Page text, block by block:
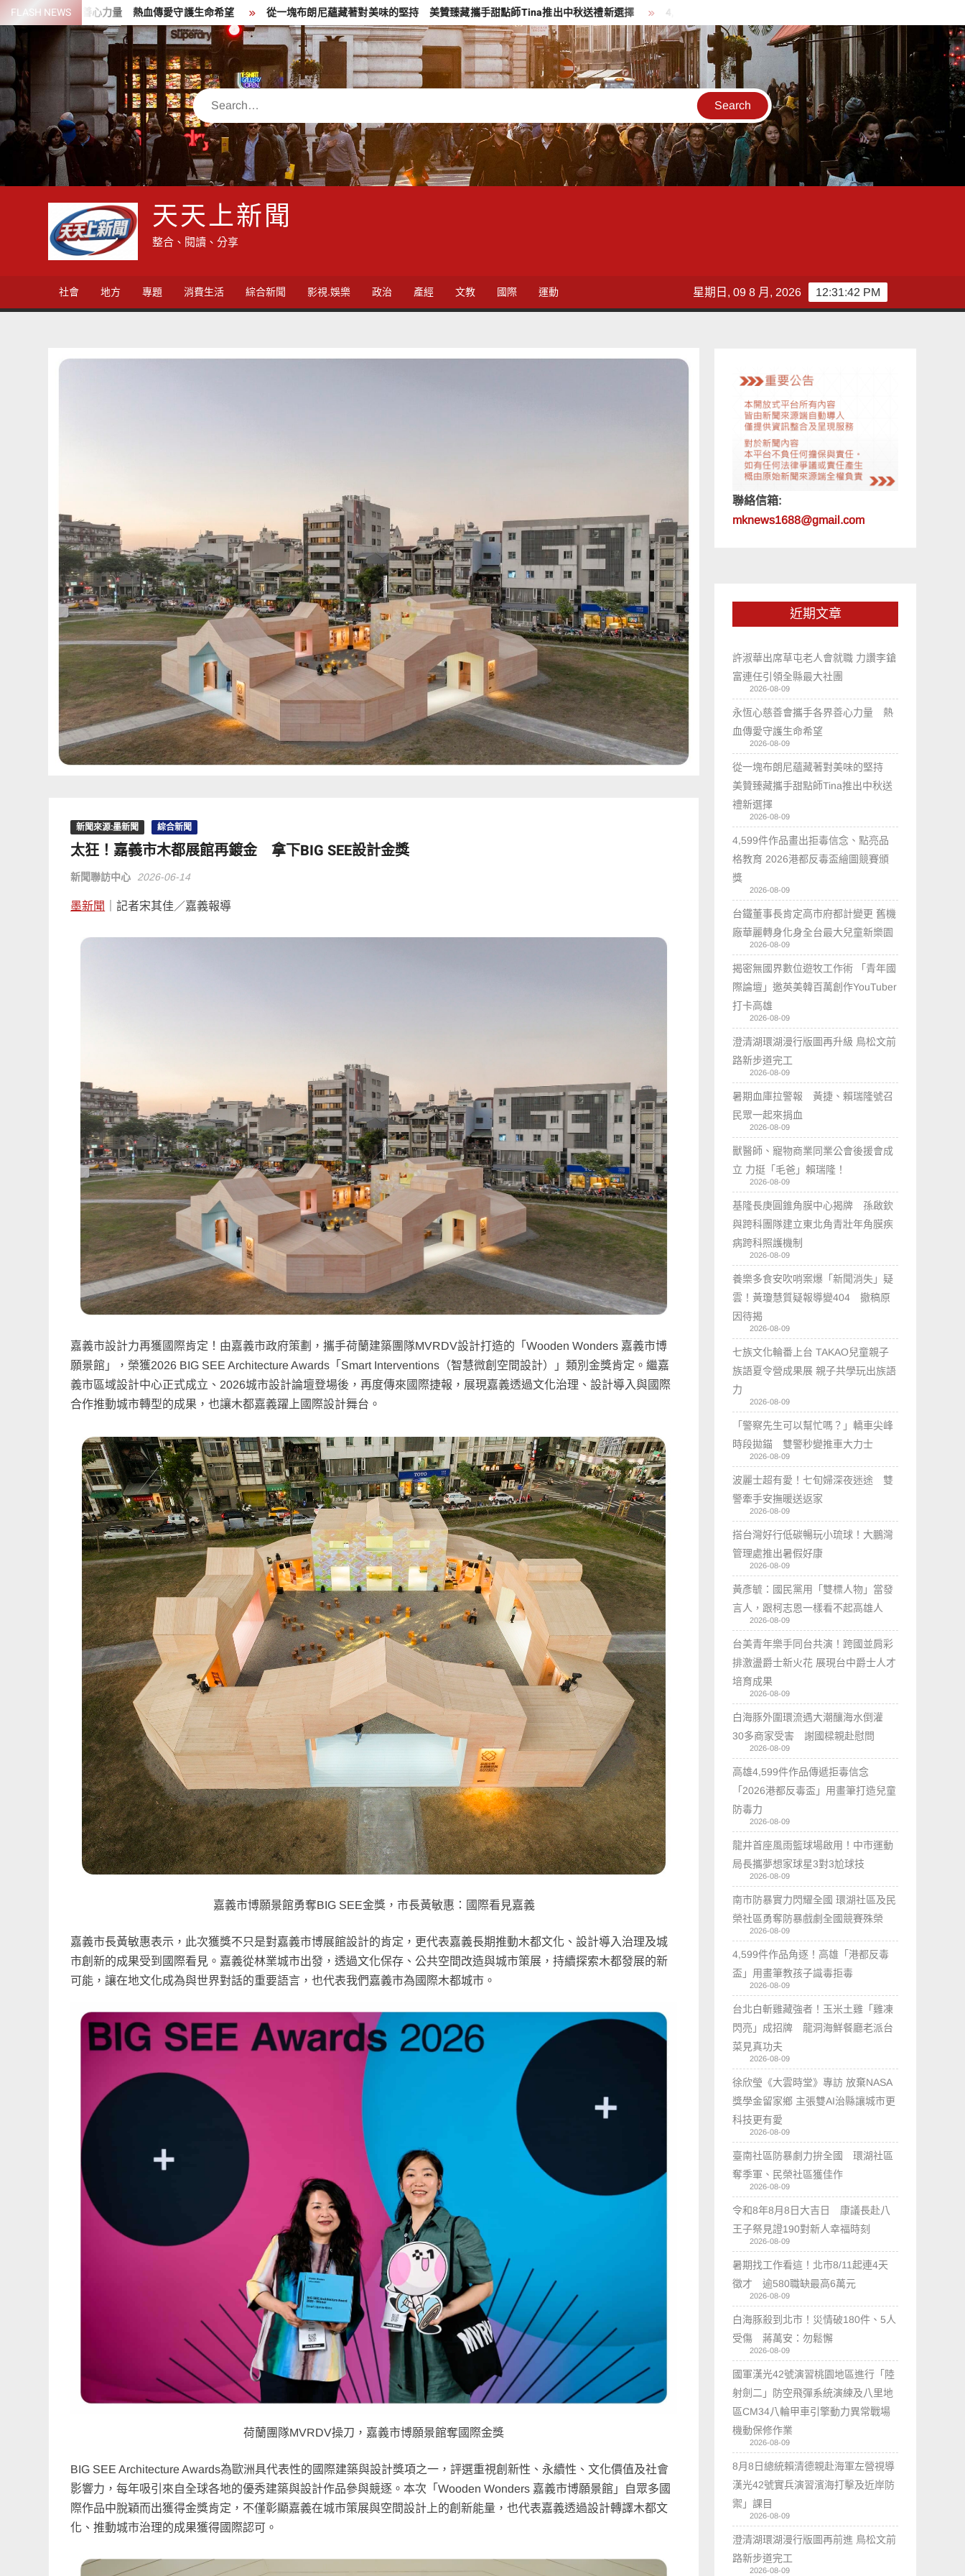
Skip
to
content
FLASH NEWS
心力量 熱血傳愛守護生命希望 從一塊布朗尼蘊藏著對美味的堅持 美贊臻藏攜手甜點師Tina推出中秋送禮新選擇 4,599件作品畫出拒毒信念、點亮品格教育 2026港都反毒盃繪圖競賽頒獎
Search
天天上新聞
整合、閱讀、分享
社會 地方 專題 消費生活 綜合新聞 影視.娛樂 政治 產經 文教 國際 運動 12:31:44 PM
星期日, 09 8 月, 2026
新聞來源:墨新聞 綜合新聞
太狂！嘉義市木都展館再鍍金 拿下BIG SEE設計金獎
新聞聯訪中心 2026-06-14
墨新聞 ｜記者宋其佳／嘉義報導
嘉義市設計力再獲國際肯定！由嘉義市政府策劃，攜手荷蘭建築團隊MVRDV設計打造的「Wooden Wonders 嘉義市博
願景館」，榮獲2026 BIG SEE Architecture Awards「Smart Interventions（智慧微創空間設計）」類別金獎肯定。繼嘉
義市區域設計中心正式成立、2026城市設計論壇登場後，再度傳來國際捷報，展現嘉義透過文化治理、設計導入與國際
合作推動城市轉型的成果，也讓木都嘉義躍上國際設計舞台。
嘉義市博願景館勇奪BIG SEE金獎，市長黃敏惠：國際看見嘉義
嘉義市長黃敏惠表示，此次獲獎不只是對嘉義市博展館設計的肯定，更代表嘉義長期推動木都文化、設計導入治理及城
市創新的成果受到國際看見。嘉義從林業城市出發，透過文化保存、公共空間改造與城市策展，持續探索木都發展的新
可能，讓在地文化成為與世界對話的重要語言，也代表我們嘉義市為國際木都城市。
荷蘭團隊MVRDV操刀，嘉義市博願景館奪國際金獎
BIG SEE Architecture Awards為歐洲具代表性的國際建築與設計獎項之一，評選重視創新性、永續性、文化價值及社會
影響力，每年吸引來自全球各地的優秀建築與設計作品參與競逐。本次「Wooden Wonders 嘉義市博願景館」自眾多國
際作品中脫穎而出獲得金獎肯定，不僅彰顯嘉義在城市策展與空間設計上的創新能量，也代表嘉義透過設計轉譯木都文
化、推動城市治理的成果獲得國際認可。
聯絡信箱:
mknews1688@gmail.com
近期文章
許淑華出席草屯老人會就職 力讚李鎗
富連任引領全縣最大社團
2026-08-09
永恆心慈善會攜手各界善心力量 熱
血傳愛守護生命希望
2026-08-09
從一塊布朗尼蘊藏著對美味的堅持
美贊臻藏攜手甜點師Tina推出中秋送
禮新選擇
2026-08-09
4,599件作品畫出拒毒信念、點亮品
格教育 2026港都反毒盃繪圖競賽頒
獎
2026-08-09
台鐵董事長肯定高市府都計變更 舊機
廠華麗轉身化身全台最大兒童新樂園
2026-08-09
揭密無國界數位遊牧工作術 「青年國
際論壇」邀英美韓百萬創作YouTuber
打卡高雄
2026-08-09
澄清湖環湖漫行版圖再升級 鳥松文前
路新步道完工
2026-08-09
暑期血庫拉警報 黃捷、賴瑞隆號召
民眾一起來捐血
2026-08-09
獸醫師、寵物商業同業公會後援會成
立 力挺「毛爸」賴瑞隆！
2026-08-09
基隆長庚圓錐角膜中心揭牌 孫啟欽
與跨科團隊建立東北角青壯年角膜疾
病跨科照護機制
2026-08-09
養樂多食安吹哨案爆「新聞消失」疑
雲！黃瓊慧質疑報導變404 撤稿原
因待揭
2026-08-09
七族文化輪番上台 TAKAO兒童親子
族語夏令營成果展 親子共學玩出族語
力
2026-08-09
「警察先生可以幫忙嗎？」轎車尖峰
時段拋錨 雙警秒變推車大力士
2026-08-09
波麗士超有愛！七旬婦深夜迷途 雙
警牽手安撫暖送返家
2026-08-09
搭台灣好行低碳暢玩小琉球！大鵬灣
管理處推出暑假好康
2026-08-09
黃彥毓：國民黨用「雙標人物」當發
言人，跟柯志恩一樣看不起高雄人
2026-08-09
台美青年樂手同台共演！跨國並肩彩
排激盪爵士新火花 展現台中爵士人才
培育成果
2026-08-09
白海豚外圍環流遇大潮釀海水倒灌
30多商家受害 謝國樑親赴慰問
2026-08-09
高雄4,599件作品傳遞拒毒信念
「2026港都反毒盃」用畫筆打造兒童
防毒力
2026-08-09
龍井首座風雨籃球場啟用！中市運動
局長攜夢想家球星3對3尬球技
2026-08-09
南市防暴實力閃耀全國 環湖社區及民
榮社區勇奪防暴戲劇全國競賽殊榮
2026-08-09
4,599件作品角逐！高雄「港都反毒
盃」用畫筆教孩子識毒拒毒
2026-08-09
台北白斬雞藏強者！玉米土雞「雞凍
閃亮」成招牌 龍洞海鮮餐廳老派台
菜見真功夫
2026-08-09
徐欣瑩《大雲時堂》專訪 放棄NASA
獎學金留家鄉 主張雙AI治縣讓城市更
科技更有愛
2026-08-09
臺南社區防暴劇力拚全國 環湖社區
奪季軍、民榮社區獲佳作
2026-08-09
令和8年8月8日大吉日 康議長赴八
王子祭見證190對新人幸福時刻
2026-08-09
暑期找工作看這！北市8/11起連4天
徵才 逾580職缺最高6萬元
2026-08-09
白海豚殺到北市！災情破180件、5人
受傷 蔣萬安：勿鬆懈
2026-08-09
國軍漢光42號演習桃園地區進行「陸
射劍二」防空飛彈系統演練及八里地
區CM34八輪甲車引擎動力異常戰場
機動保修作業
2026-08-09
8月8日總統賴清德親赴海軍左營視導
漢光42號實兵演習濱海打擊及近岸防
禦」課目
2026-08-09
澄清湖環湖漫行版圖再前進 鳥松文前
路新步道完工
2026-08-09